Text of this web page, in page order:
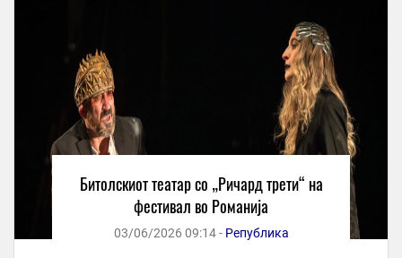
Битолскиот театар со „Ричард трети“ на
фестивал во Романија
03/06/2026 09:14 - Република